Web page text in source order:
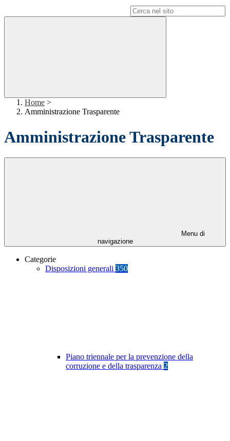
Home >
Amministrazione Trasparente
Amministrazione Trasparente
Menu di
navigazione
Categorie
Disposizioni generali 350
Piano triennale per la prevenzione della
corruzione e della trasparenza 2